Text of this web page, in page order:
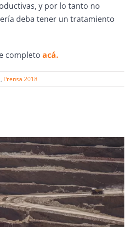
y por lo tanto no
deba tener un tratamiento
completo acá.
, Prensa 2018